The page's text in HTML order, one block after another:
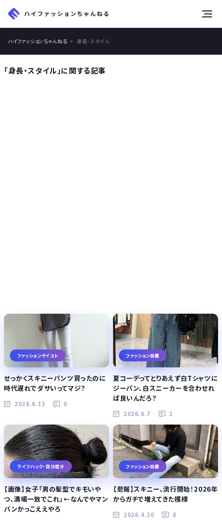
ハイファッションちゃんねる 身長・スタイル
「身長・スタイル」に関する記事
ファッションテイスト
せっかくスキニーパンツ買ったのに
時代遅れでダサいってマジ？
2026.6.13 0
ファッション談義
夏コーデってとりあえず白Tシャツに
ジーパン、白スニーカーを合わせれ
ば良いんだろ？
2026.6.7 2
ライフハック・自分磨き
【画像】女子「男の髪型でキモいや
つ、満場一致でこれ」←なんでやマン
バンかっこええやろ
ファッション談義
【悲報】スキニー、流行開始！2026年
からガチで増えてきた模様
2026.4.30 8